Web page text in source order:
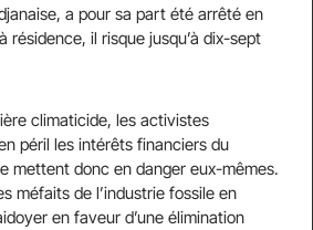
a pour sa part été arrêté en
résidence, il risque jusqu’à dix-sept
climaticide, les activistes
péril les intérêts financiers du
mettent donc en danger eux-mêmes.
méfaits de l’industrie fossile en
en faveur d’une élimination